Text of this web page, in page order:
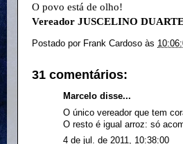
O povo está de olho!
Vereador JUSCELINO
Postado por Frank Cardoso às
31 comentários:
Marcelo disse...
O único vereador que tem
O resto é igual arroz: só
4 de jul. de 2011, 10:38:00